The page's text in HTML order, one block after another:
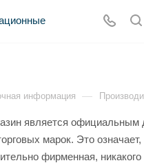
информация —
является официальным
марок. Это означает,
фирменная, никакого